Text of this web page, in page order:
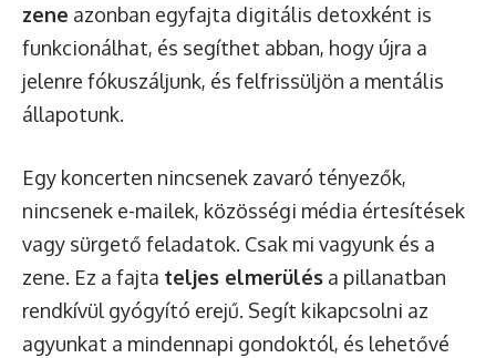
zene azonban egyfajta digitális detoxként is
funkcionálhat, és segíthet abban, hogy újra a
jelenre fókuszáljunk, és felfrissüljön a mentális
állapotunk.
Egy koncerten nincsenek zavaró tényezők,
nincsenek e-mailek, közösségi média értesítések
vagy sürgető feladatok. Csak mi vagyunk és a
zene. Ez a fajta teljes elmerülés a pillanatban
rendkívül gyógyító erejű. Segít kikapcsolni az
agyunkat a mindennapi gondoktól, és lehetővé